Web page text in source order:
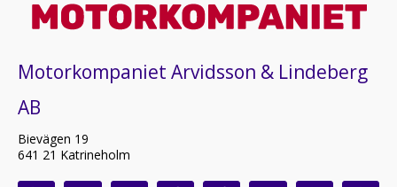
Motorkompaniet Arvidsson & Lindeberg
AB
Bievägen 19
641 21 Katrineholm